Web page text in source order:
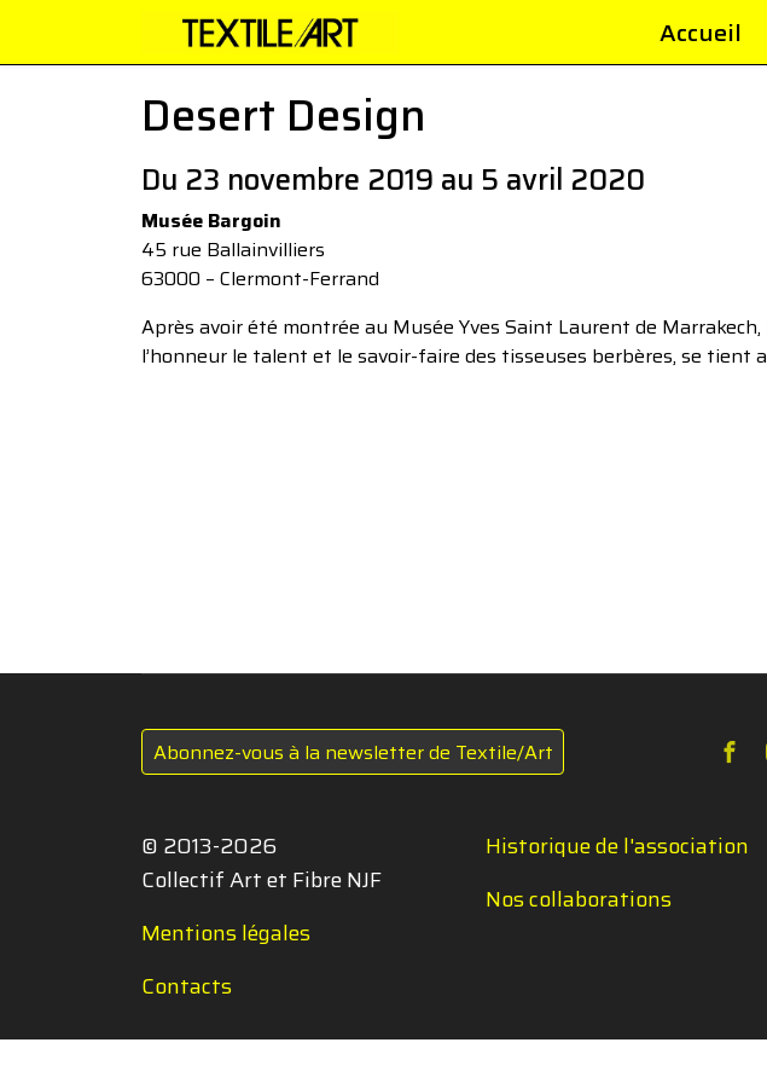
Accueil
Desert Design
Du 23 novembre 2019 au 5 avril 2020
Musée Bargoin
45 rue Ballainvilliers
63000 – Clermont-Ferrand
Après avoir été montrée au Musée Yves Saint Laurent de
l’honneur le talent et le savoir-faire des tisseuses berbères, se tient
Abonnez-vous à la newsletter de Textile/Art
© 2013-2026
Collectif Art et Fibre NJF
Mentions légales
Contacts
Historique de l'association
Nos collaborations